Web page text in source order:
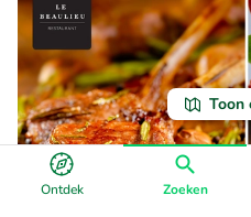
Ontdek Zoeken
Toon